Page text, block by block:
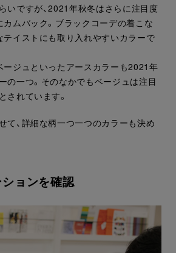
いですが、2021年秋冬はさらに注目度
カムバック。ブラックコーデの着こな
テイストにも取り入れやすいカラーで
ージュといったアースカラーも2021年
の一つ。そのなかでもベージュは注目
されています。
て、詳細な柄一つ一つのカラーも決め
ョンを確認